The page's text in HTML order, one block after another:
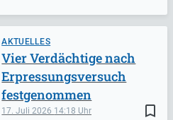
AKTUELLES
bookmark_border
17. Juli 2026 14:18
Vier Verdächtige nach
Erpressungsversuch
festgenommen